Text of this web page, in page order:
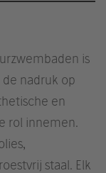
is
nadruk op
en
rol innemen.
staal. Elk